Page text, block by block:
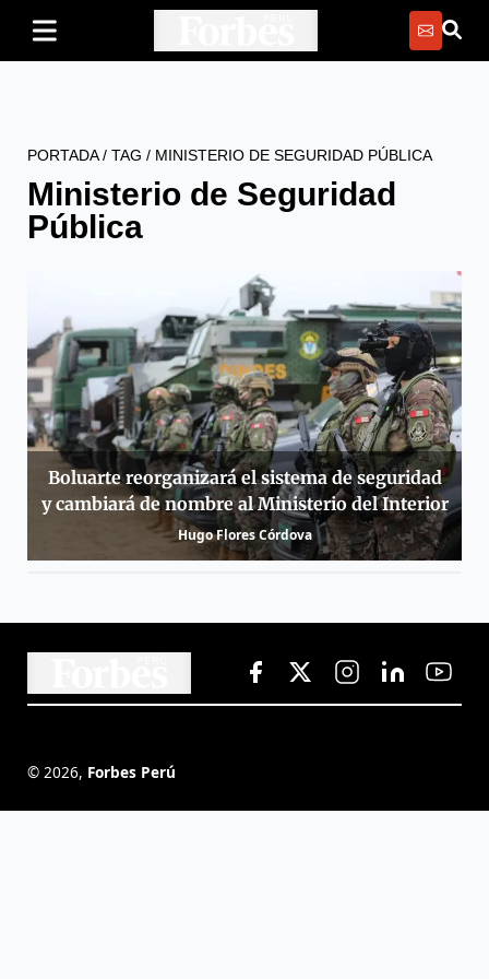
PORTADA/ TAG / MINISTERIO DE SEGURIDAD PÚBLICA
Ministerio de Seguridad
Pública
Boluarte reorganizará el sistema de seguridad
y cambiará de nombre al Ministerio del Interior
Hugo Flores Córdova
© 2026, Forbes Perú